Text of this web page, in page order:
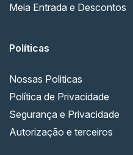
Meia Entrada e Descontos
Políticas
Nossas Politicas
Política de Privacidade
Segurança e Privacidade
Autorização e terceiros